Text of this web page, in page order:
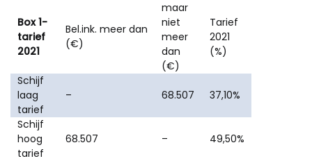
Box 1-
tarief
2021
Bel.ink. meer dan
(€)
maar
niet
meer
dan
(€)
Tarief
2021
(%)
Schijf
laag
tarief
– 68.507 37,10%
Schijf
hoog
tarief
68.507 – 49,50%